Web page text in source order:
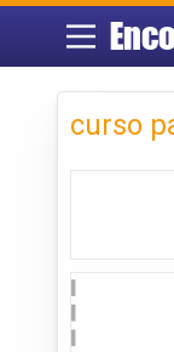
curso